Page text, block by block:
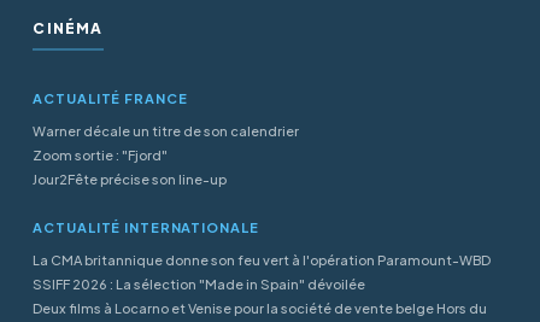
CINÉMA
ACTUALITÉ FRANCE
Warner décale un titre de son calendrier
Zoom sortie : "Fjord"
Jour2Fête précise son line-up
ACTUALITÉ INTERNATIONALE
La CMA britannique donne son feu vert à l'opération Paramount-WBD
SSIFF 2026 : La sélection "Made in Spain" dévoilée
Deux films à Locarno et Venise pour la société de vente belge Hors du